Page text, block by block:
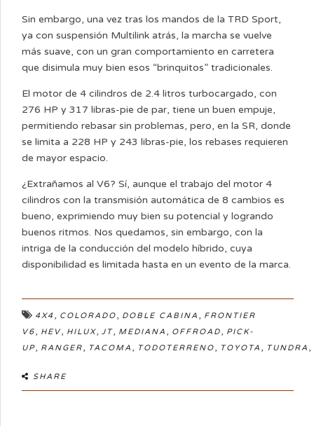
Sin embargo, una vez tras los mandos de la TRD Sport,
ya con suspensión Multilink atrás, la marcha se vuelve
más suave, con un gran comportamiento en carretera
que disimula muy bien esos “brinquitos” tradicionales.
El motor de 4 cilindros de 2.4 litros turbocargado, con
276 HP y 317 libras-pie de par, tiene un buen empuje,
permitiendo rebasar sin problemas, pero, en la SR, donde
se limita a 228 HP y 243 libras-pie, los rebases requieren
de mayor espacio.
¿Extrañamos al V6? Sí, aunque el trabajo del motor 4
cilindros con la transmisión automática de 8 cambios es
bueno, exprimiendo muy bien su potencial y logrando
buenos ritmos. Nos quedamos, sin embargo, con la
intriga de la conducción del modelo híbrido, cuya
disponibilidad es limitada hasta en un evento de la marca.
4X4 , COLORADO, DOBLE CABINA , FRONTIER
V6, HEV, HILUX, JT, MEDIANA , OFFROAD, PICK-
UP, RANGER, TACOMA , TODOTERRENO, TOYOTA , TUNDRA ,
SHARE